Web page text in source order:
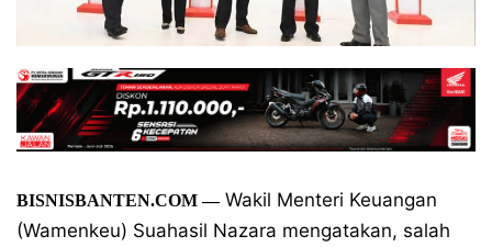
BISNISBANTEN.COM —Wakil Menteri Keuangan
(Wamenkeu) Suahasil Nazara mengatakan, salah